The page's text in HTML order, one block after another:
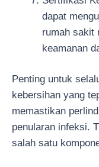
dapat
rumah sakit
keamanan
Penting untuk
kebersihan yang
memastikan
penularan infeksi.
salah satu